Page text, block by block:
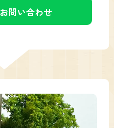
お問い合わせ